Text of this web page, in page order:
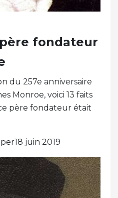
fondateur
du 257e anniversaire
Monroe, voici 13 faits
père fondateur était
juin 2019